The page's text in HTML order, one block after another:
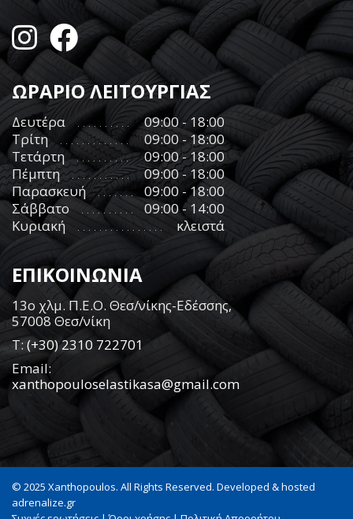
ΩΡΑΡΙΟ ΛΕΙΤΟΥΡΓΙΑΣ
Δευτέρα
09:00 - 18:00
Τρίτη
09:00 - 18:00
Τετάρτη
09:00 - 18:00
Πέμπτη
09:00 - 18:00
Παρασκευή
09:00 - 18:00
Σάββατο
09:00 - 14:00
Κυριακή
κλειστά
ΕΠΙΚΟΙΝΩΝΙΑ
13ο χλμ. Π.Ε.Ο. Θεσ/νίκης-Εδέσσης,
57008 Θεσ/νίκη
Τ:(+30) 2310 722701
Email:
xanthopouloselastikasa@gmail.com
© 2025 Xanthopoulos. All Rights Reserved. Developed & hosted
adrenalize.gr